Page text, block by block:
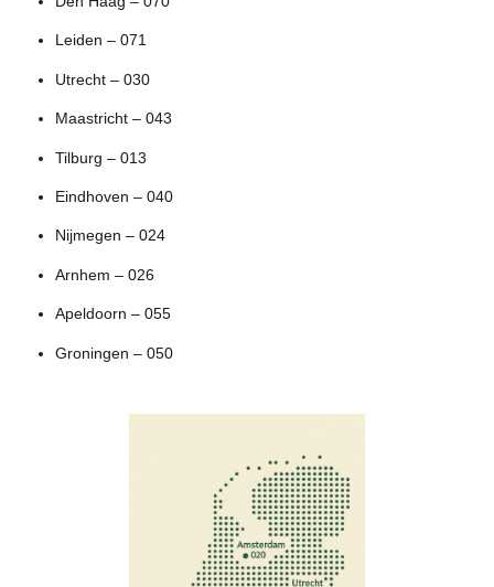
Leiden – 071
Utrecht – 030
Maastricht – 043
Tilburg – 013
Eindhoven – 040
Nijmegen – 024
Arnhem – 026
Apeldoorn – 055
Groningen – 050